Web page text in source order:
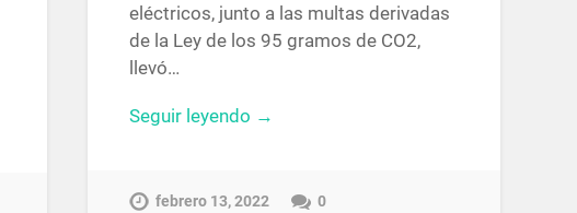
eléctricos, junto a las multas derivadas
de la Ley de los 95 gramos de CO2,
llevó…
Seguir leyendo →
febrero 13, 2022 0